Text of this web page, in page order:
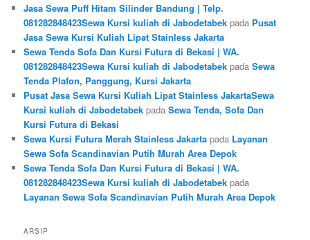
Jasa Sewa Puff Hitam Silinder Bandung | Telp.
081282848423Sewa Kursi kuliah di Jabodetabek pada Pusat
Jasa Sewa Kursi Kuliah Lipat Stainless Jakarta
Sewa Tenda Sofa Dan Kursi Futura di Bekasi | WA.
081282848423Sewa Kursi kuliah di Jabodetabek padaSewa
Tenda Plafon, Panggung, Kursi Jakarta
Pusat Jasa Sewa Kursi Kuliah Lipat Stainless JakartaSewa
Kursi kuliah di Jabodetabek padaSewa Tenda, Sofa Dan
Kursi Futura di Bekasi
Sewa Kursi Futura Merah Stainless Jakarta pada Layanan
Sewa Sofa Scandinavian Putih Murah Area Depok
Sewa Tenda Sofa Dan Kursi Futura di Bekasi | WA.
081282848423Sewa Kursi kuliah di Jabodetabek pada
Layanan Sewa Sofa Scandinavian Putih Murah Area Depok
ARSIP